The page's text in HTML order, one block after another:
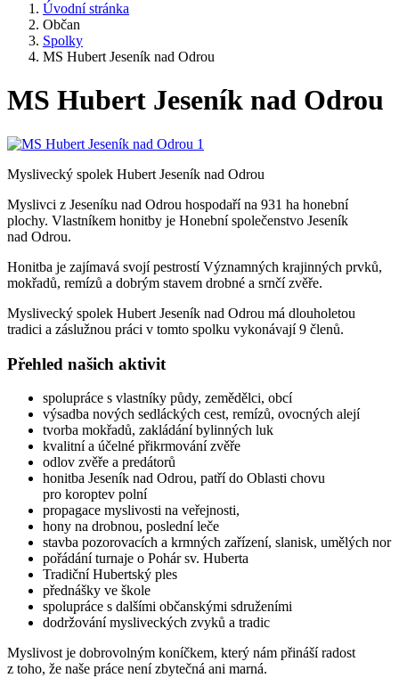
Úvodní stránka
Občan
Spolky
MS Hubert Jeseník nad Odrou
MS Hubert Jeseník nad Odrou
Myslivecký spolek Hubert Jeseník nad Odrou
Myslivci z Jeseníku nad Odrou hospodaří na 931 ha honební
plochy. Vlastníkem honitby je Honební společenstvo Jeseník
nad Odrou.
Honitba je zajímavá svojí pestrostí Významných krajinných prvků,
mokřadů, remízů a dobrým stavem drobné a srnčí zvěře.
Myslivecký spolek Hubert Jeseník nad Odrou má dlouholetou
tradici a záslužnou práci v tomto spolku vykonávají 9 členů.
Přehled našich aktivit
spolupráce s vlastníky půdy, zemědělci, obcí
výsadba nových sedláckých cest, remízů, ovocných alejí
tvorba mokřadů, zakládání bylinných luk
kvalitní a účelné přikrmování zvěře
odlov zvěře a predátorů
honitba Jeseník nad Odrou, patří do Oblasti chovu
pro koroptev polní
propagace myslivosti na veřejnosti,
hony na drobnou, poslední leče
stavba pozorovacích a krmných zařízení, slanisk, umělých nor
pořádání turnaje o Pohár sv. Huberta
Tradiční Hubertský ples
přednášky ve škole
spolupráce s dalšími občanskými sdruženími
dodržování mysliveckých zvyků a tradic
Myslivost je dobrovolným koníčkem, který nám přináší radost
z toho, že naše práce není zbytečná ani marná.